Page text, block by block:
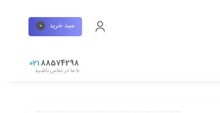
سبد خرید 0
88574298
021
با ما در تماس باشـید